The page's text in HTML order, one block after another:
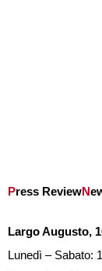
Press ReviewN
Largo Augusto,
Lunedì – Sabato: